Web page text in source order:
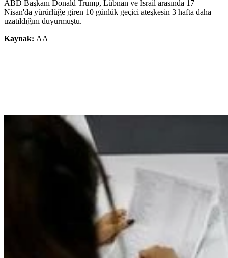
ABD Başkanı Donald Trump, Lübnan ve İsrail arasında 17
Nisan'da yürürlüğe giren 10 günlük geçici ateşkesin 3 hafta daha
uzatıldığını duyurmuştu.
Kaynak: AA